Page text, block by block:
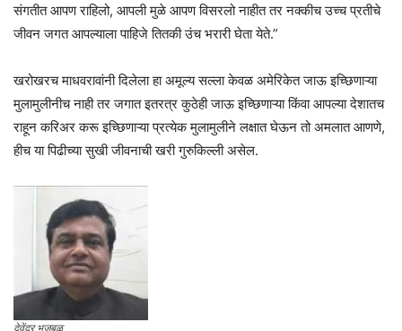
संगतीत आपण राहिलो, आपली मुळे आपण विसरलो नाहीत तर नक्कीच उच्च प्रतीचे
जीवन जगत आपल्याला पाहिजे तितकी उंच भरारी घेता येते.”
खरोखरच माधवरावांनी दिलेला हा अमूल्य सल्ला केवळ अमेरिकेत जाऊ इच्छिणाऱ्या
मुलामुलीनीच नाही तर जगात इतरत्र कुठेही जाऊ इच्छिणाऱ्या किंवा आपल्या देशातच
राहून करिअर करू इच्छिणाऱ्या प्रत्येक मुलामुलीने लक्षात घेऊन तो अमलात आणणे,
हीच या पिढीच्या सुखी जीवनाची खरी गुरुकिल्ली असेल.
देवेंद्र भुजबळ